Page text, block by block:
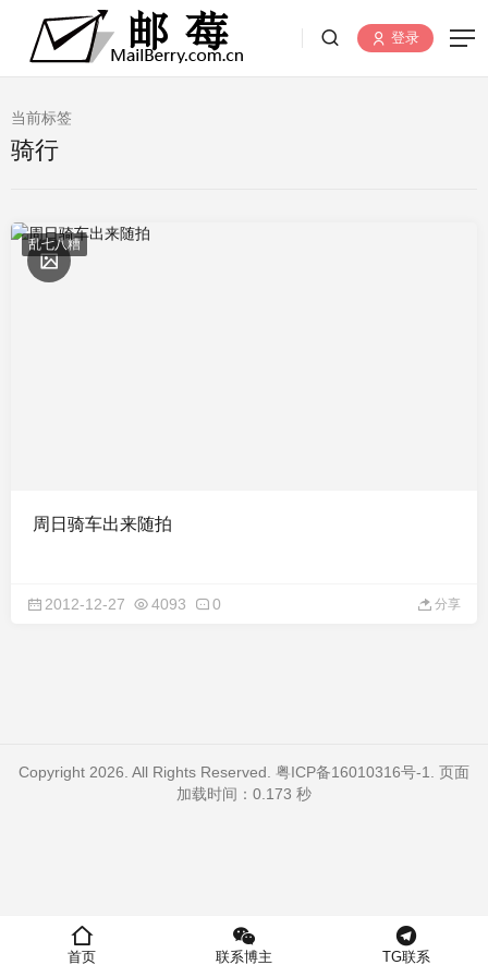
登录
当前标签
骑行
乱七八糟
周日骑车出来随拍
2012-12-27 4093 0 分享
Copyright 2026. All Rights Reserved. 粤ICP备16010316号-1
. 页面
加载时间：0.173 秒
首页 联系博主 TG联系